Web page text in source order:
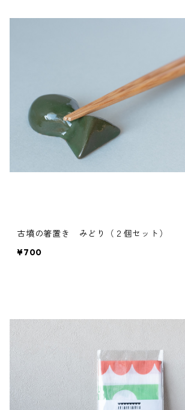
古墳の箸置き みどり（２個セット）
¥700